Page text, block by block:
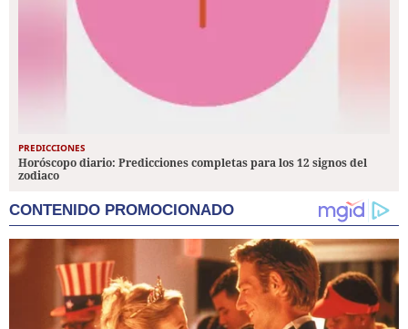
PREDICCIONES
Horóscopo diario: Predicciones completas para los 12 signos del
zodiaco
CONTENIDO PROMOCIONADO